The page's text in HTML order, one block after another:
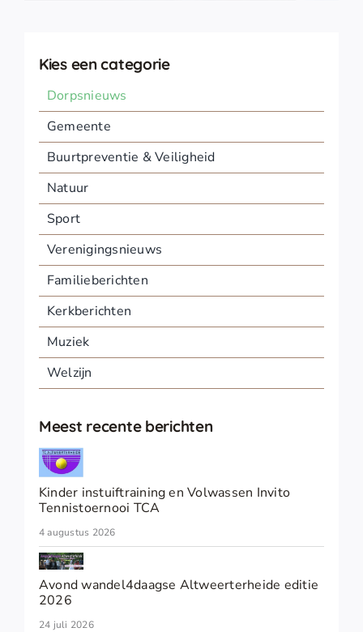
Kies een categorie
Dorpsnieuws
Gemeente
Buurtpreventie & Veiligheid
Natuur
Sport
Verenigingsnieuws
Familieberichten
Kerkberichten
Muziek
Welzijn
Meest recente berichten
Kinder instuiftraining en Volwassen Invito
Tennistoernooi TCA
4 augustus 2026
Avond wandel4daagse Altweerterheide editie
2026
24 juli 2026